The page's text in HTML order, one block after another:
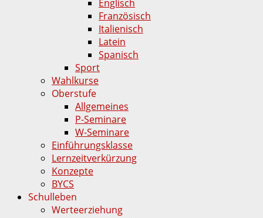
Englisch
Französisch
Italienisch
Latein
Spanisch
Sport
Wahlkurse
Oberstufe
Allgemeines
P-Seminare
W-Seminare
Einführungsklasse
Lernzeitverkürzung
Konzepte
BYCS
Schulleben
Werteerziehung